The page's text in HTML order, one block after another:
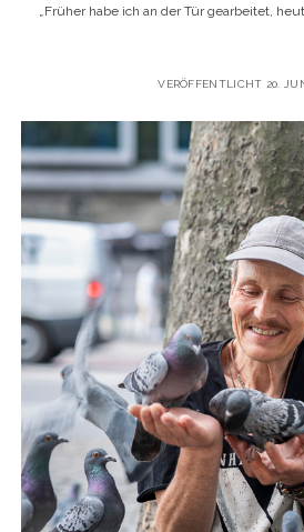
„Früher habe ich an der Tür gearbeitet,
VERÖFFENTLICHT 20.